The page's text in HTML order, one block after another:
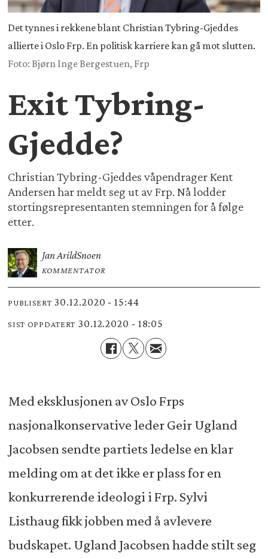
Det tynnes i rekkene blant Christian Tybring-Gjeddes
allierte i Oslo Frp. En politisk karriere kan gå mot slutten.
Foto: Bjørn Inge Bergestuen, Frp
Exit Tybring-
Gjedde?
Christian Tybring-Gjeddes våpendrager Kent
Andersen har meldt seg ut av Frp. Nå lodder
stortingsrepresentanten stemningen for å følge
etter.
Jan ArildSnoen
KOMMENTATOR
PUBLISERT 30.12.2020 - 15:44
SIST OPPDATERT 30.12.2020 - 18:05
Med eksklusjonen av Oslo Frps
nasjonalkonservative leder Geir Ugland
Jacobsen sendte partiets ledelse en klar
melding om at det ikke er plass for en
konkurrerende ideologi i Frp. Sylvi
Listhaug fikk jobben med å avlevere
budskapet. Ugland Jacobsen hadde stilt seg